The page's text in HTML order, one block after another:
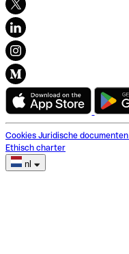
Cookies Juridische documenten
Ethisch charter
nl